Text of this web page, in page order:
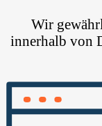
Wir
innerhalb von